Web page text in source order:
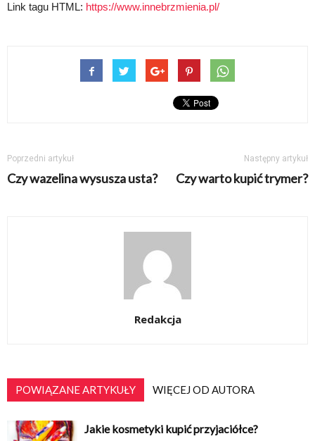
Link tagu HTML: https://www.innebrzmienia.pl/
Poprzedni artykuł
Czy wazelina wysusza usta?
Następny artykuł
Czy warto kupić trymer?
Redakcja
POWIĄZANE ARTYKUŁY WIĘCEJ OD AUTORA
Jakie kosmetyki kupić przyjaciółce?